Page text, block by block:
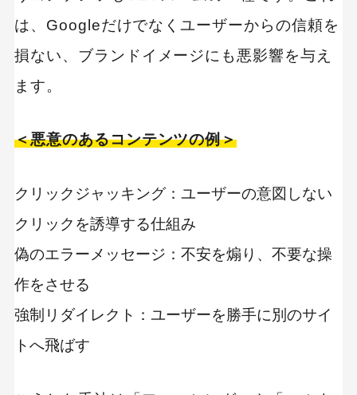
は、Googleだけでなくユーザーからの信頼を
損ない、ブランドイメージにも悪影響を与え
ます。
＜悪意のあるコンテンツの例＞
クリックジャッキング：ユーザーの意図しない
クリックを誘導する仕組み
偽のエラーメッセージ：不安を煽り、不要な操
作をさせる
強制リダイレクト：ユーザーを勝手に別のサイ
トへ飛ばす